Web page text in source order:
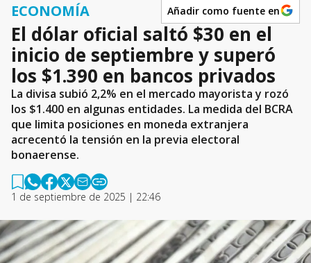
ECONOMÍA Añadir como fuente en
El dólar oficial saltó $30 en el
inicio de septiembre y superó
los $1.390 en bancos privados
La divisa subió 2,2% en el mercado mayorista y rozó
los $1.400 en algunas entidades. La medida del BCRA
que limita posiciones en moneda extranjera
acrecentó la tensión en la previa electoral
bonaerense.
1 de septiembre de 2025 | 22:46